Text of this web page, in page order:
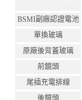
BSMI副廠認證電池
單換玻璃
原廠後背蓋玻璃
前鏡頭
尾插充電排線